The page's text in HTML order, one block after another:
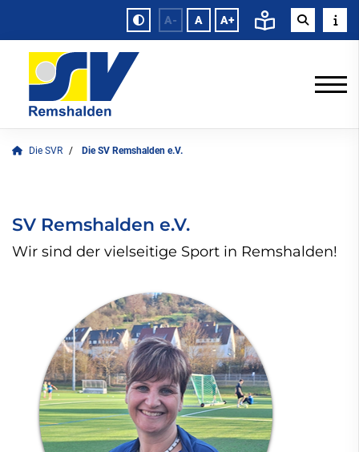
A- A A+
Die SVR Die SV Remshalden e.V.
SV Remshalden e.V.
Wir sind der vielseitige Sport in Remshalden!